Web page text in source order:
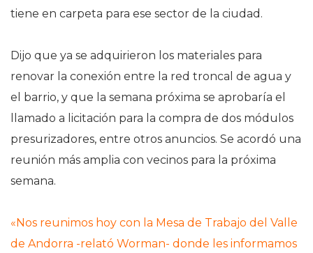
tiene en carpeta para ese sector de la ciudad.
Dijo que ya se adquirieron los materiales para
renovar la conexión entre la red troncal de agua y
el barrio, y que la semana próxima se aprobaría el
llamado a licitación para la compra de dos módulos
presurizadores, entre otros anuncios. Se acordó una
reunión más amplia con vecinos para la próxima
semana.
«Nos reunimos hoy con la Mesa de Trabajo del Valle
de Andorra -relató Worman- donde les informamos